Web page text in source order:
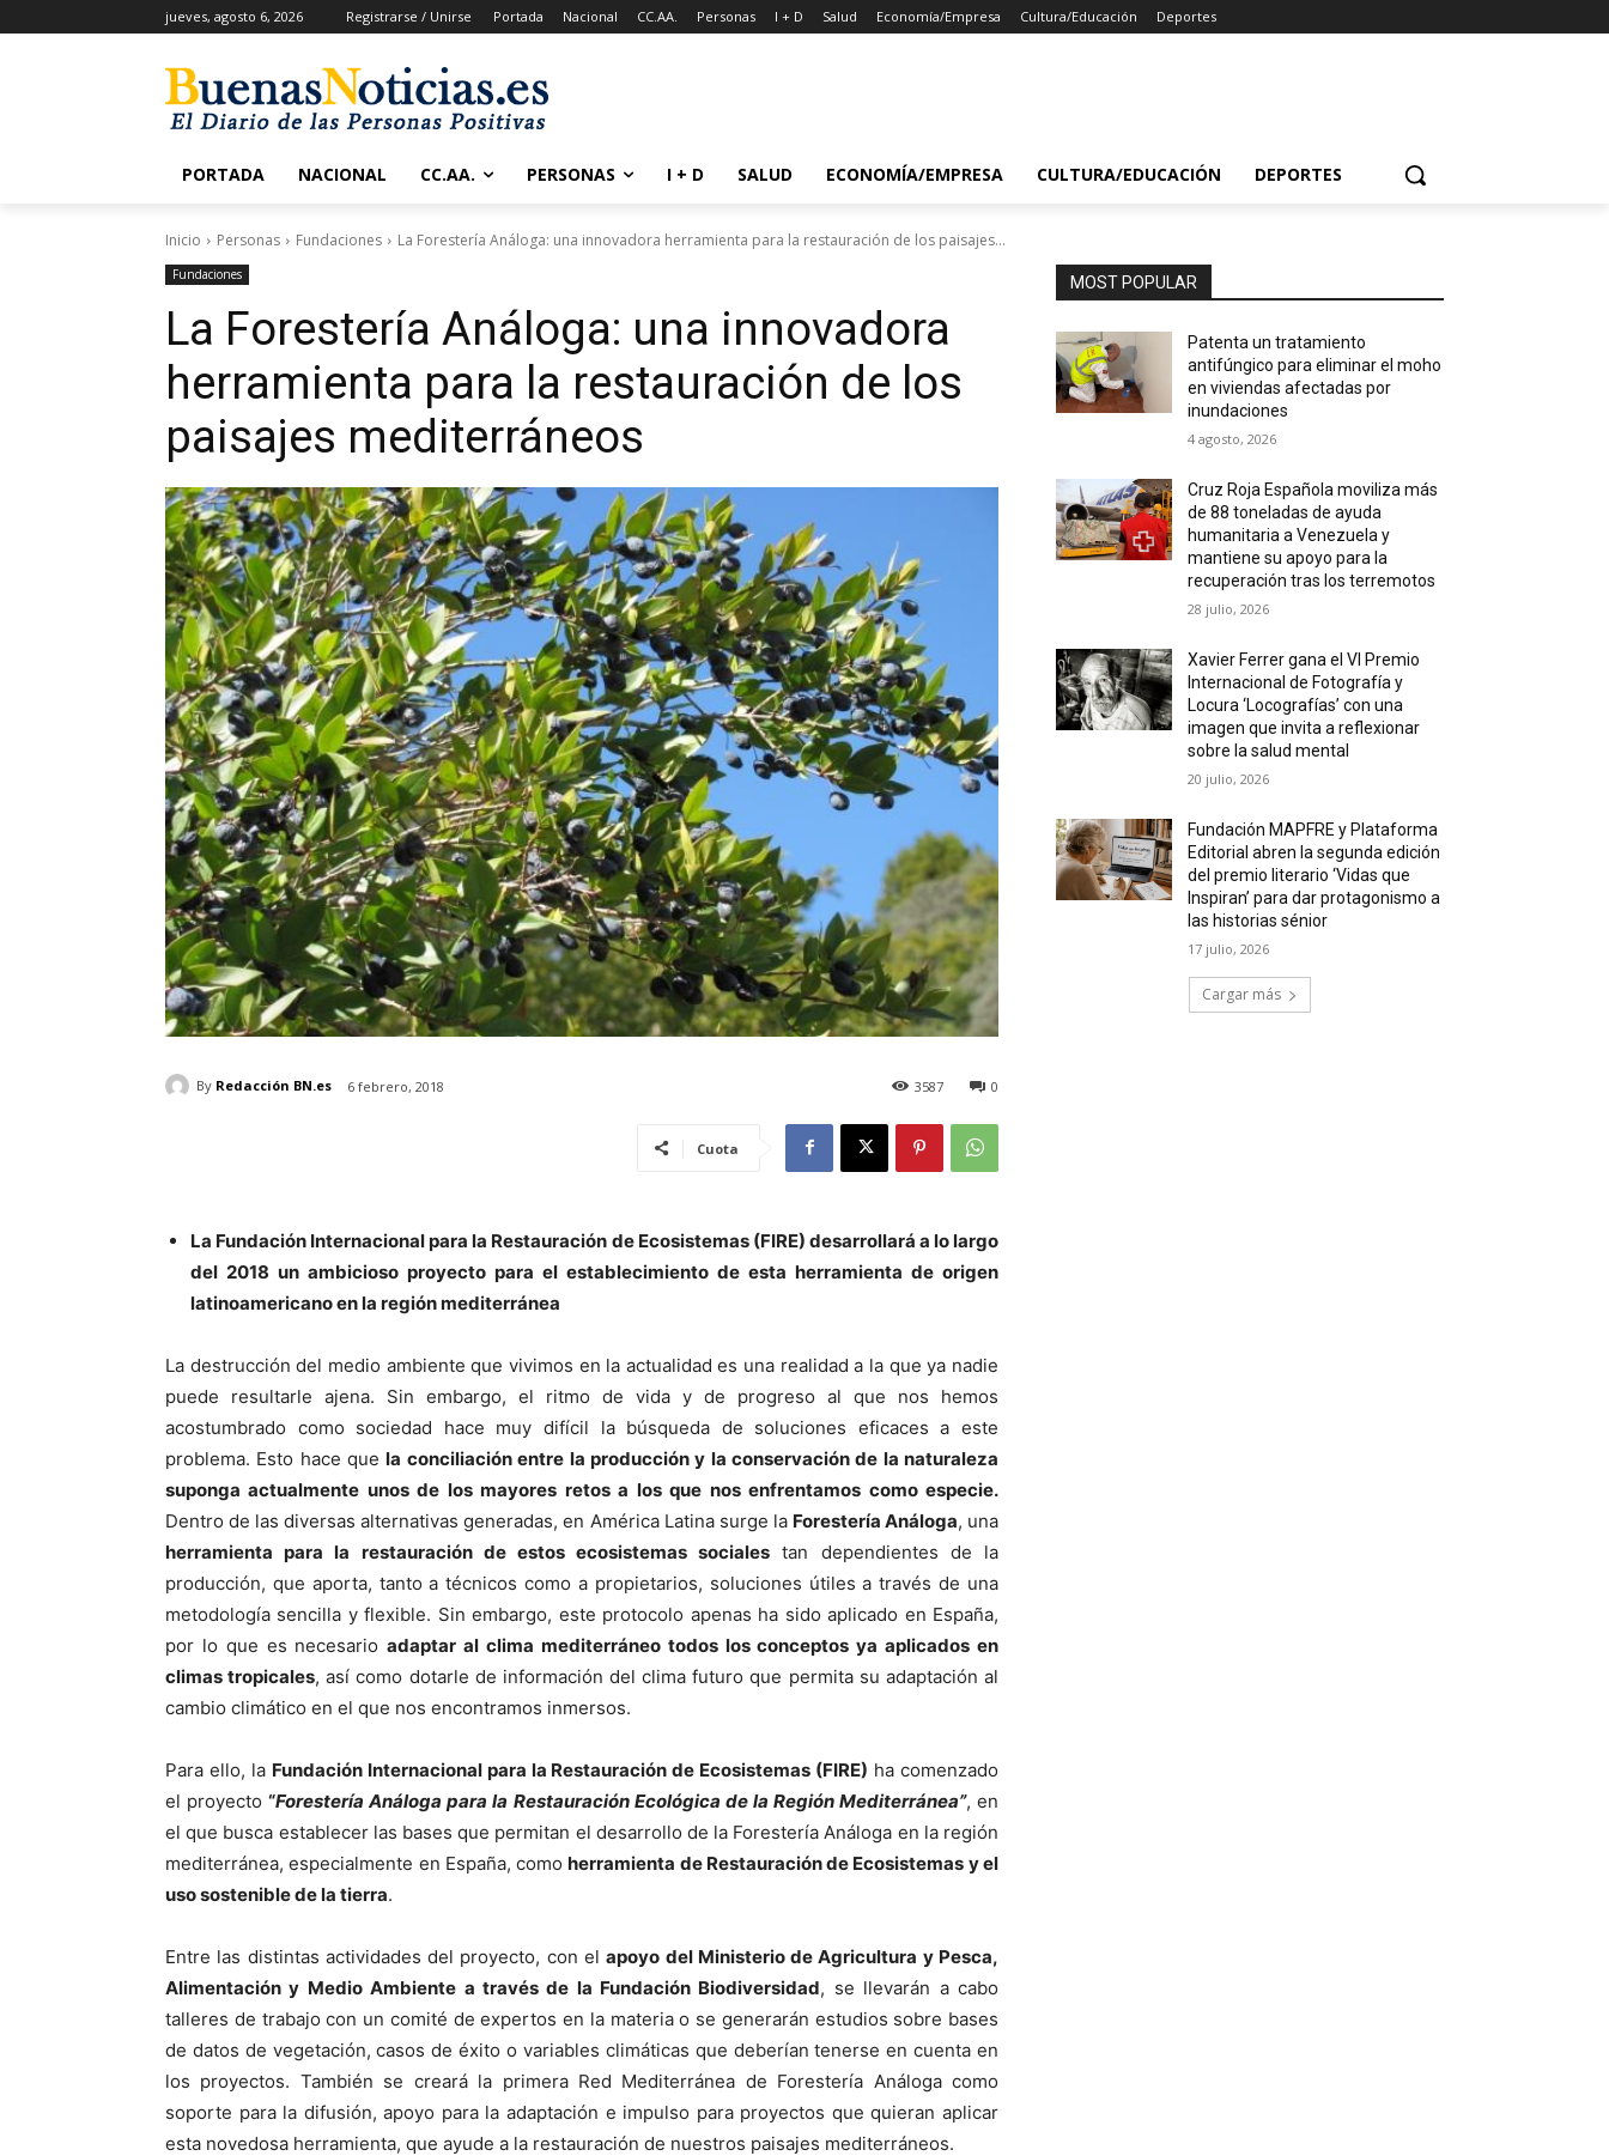
jueves, agosto 6, 2026 Registrarse / Unirse Portada Nacional CC.AA. Personas I + D Salud Economía/Empresa Cultura/Educación Deportes
PORTADA NACIONAL CC.AA. PERSONAS I + D SALUD ECONOMÍA/EMPRESA CULTURA/EDUCACIÓN DEPORTES
Inicio Personas Fundaciones La Forestería Análoga: una innovadora herramienta para la restauración de los paisajes...
Fundaciones
La Forestería Análoga: una innovadora
herramienta para la restauración de los
paisajes mediterráneos
By Redacción BN.es 6 febrero, 2018 0
3587
Cuota
La Fundación Internacional para la Restauración de Ecosistemas (FIRE) desarrollará a lo largo
del 2018 un ambicioso proyecto para el establecimiento de esta herramienta de origen
latinoamericano en la región mediterránea
La destrucción del medio ambiente que vivimos en la actualidad es una realidad a la que ya nadie
puede resultarle ajena. Sin embargo, el ritmo de vida y de progreso al que nos hemos
acostumbrado como sociedad hace muy difícil la búsqueda de soluciones eficaces a este
problema. Esto hace quela conciliación entre la producción y la conservación de la naturaleza
suponga actualmente unos de los mayores retos a los que nos enfrentamos como especie.
Dentro de las diversas alternativas generadas, en América Latina surge la Forestería Análoga, una
herramienta para la restauración de estos ecosistemas sociales tan dependientes de la
producción, que aporta, tanto a técnicos como a propietarios, soluciones útiles a través de una
metodología sencilla y flexible. Sin embargo, este protocolo apenas ha sido aplicado en España,
por lo que es necesarioadaptar al clima mediterráneo todos los conceptos ya aplicados en
climas tropicales, así como dotarle de información del clima futuro que permita su adaptación al
cambio climático en el que nos encontramos inmersos.
Para ello, la Fundación Internacional para la Restauración de Ecosistemas (FIRE) ha comenzado
el proyecto“Forestería Análoga para la Restauración Ecológica de la Región Mediterránea”, en
el que busca establecer las bases que permitan el desarrollo de la Forestería Análoga en la región
mediterránea, especialmente en España, comoherramienta de Restauración de Ecosistemas y el
uso sostenible de la tierra.
Entre las distintas actividades del proyecto, con elapoyo del Ministerio de Agricultura y Pesca,
Alimentación y Medio Ambiente a través de la Fundación Biodiversidad, se llevarán a cabo
talleres de trabajo con un comité de expertos en la materia o se generarán estudios sobre bases
de datos de vegetación, casos de éxito o variables climáticas que deberían tenerse en cuenta en
los proyectos. También se creará la primera Red Mediterránea de Forestería Análoga como
soporte para la difusión, apoyo para la adaptación e impulso para proyectos que quieran aplicar
esta novedosa herramienta, que ayude a la restauración de nuestros paisajes mediterráneos.
MOST POPULAR
Patenta un tratamiento
antifúngico para eliminar el moho
en viviendas afectadas por
inundaciones
4 agosto, 2026
Cruz Roja Española moviliza más
de 88 toneladas de ayuda
humanitaria a Venezuela y
mantiene su apoyo para la
recuperación tras los terremotos
28 julio, 2026
Xavier Ferrer gana el VI Premio
Internacional de Fotografía y
Locura ‘Locografías’ con una
imagen que invita a reflexionar
sobre la salud mental
20 julio, 2026
Fundación MAPFRE y Plataforma
Editorial abren la segunda edición
del premio literario ‘Vidas que
Inspiran’ para dar protagonismo a
las historias sénior
17 julio, 2026
Cargar más